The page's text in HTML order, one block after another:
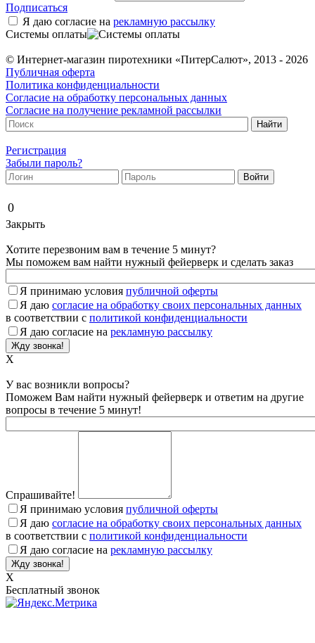
Подписаться
Я даю согласие на рекламную рассылку
Системы оплаты
© Интернет-магазин пиротехники «ПитерСалют», 2013 - 2026
Публичная оферта
Политика конфиденциальности
Согласие на обработку персональных данных
Согласие на получение рекламной рассылки
Регистрация
Забыли пароль?
0
Закрыть
Хотите перезвоним вам в течение 5 минут?
Мы поможем вам найти нужный фейерверк и сделать заказ
Я принимаю условия публичной оферты
Я даю согласие на обработку своих персональных данных
в соответствии с политикой конфиденциальности
Я даю согласие на рекламную рассылку
X
У вас возникли вопросы?
Поможем Вам найти нужный фейерверк и ответим на другие
вопросы в течение 5 минут!
Спрашивайте!
Я принимаю условия публичной оферты
Я даю согласие на обработку своих персональных данных
в соответствии с политикой конфиденциальности
Я даю согласие на рекламную рассылку
X
Бесплатный звонок